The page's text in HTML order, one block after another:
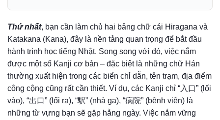
Thứ nhất, bạn cần làm chủ hai bảng chữ cái Hiragana và
Katakana (Kana), đây là nền tảng quan trọng để bắt đầu
hành trình học tiếng Nhật. Song song với đó, việc nắm
được một số Kanji cơ bản – đặc biệt là những chữ Hán
thường xuất hiện trong các biển chỉ dẫn, tên trạm, địa điểm
công cộng cũng rất cần thiết. Ví dụ, các Kanji chỉ “入口” (lối
vào), “出口” (lối ra), “駅” (nhà ga), “病院” (bệnh viện) là
những từ vựng bạn sẽ gặp hằng ngày. Việc nắm vững